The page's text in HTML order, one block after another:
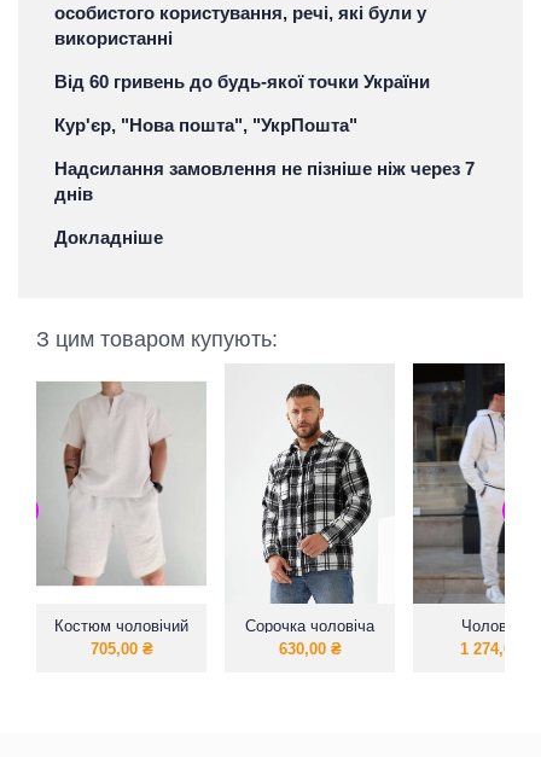
особистого користування, речі, які були у
використанні
Від 60 гривень до будь-якої точки України
Кур'єр, "Нова пошта", "УкрПошта"
Надсилання замовлення не пізніше ніж через 7
днів
Докладніше
З цим товаром купують:
Костюм чоловічий
із натуральної
705,00 ₴
Сорочка чоловіча
630,00 ₴
Чоловічий
спортивний
1 274,00